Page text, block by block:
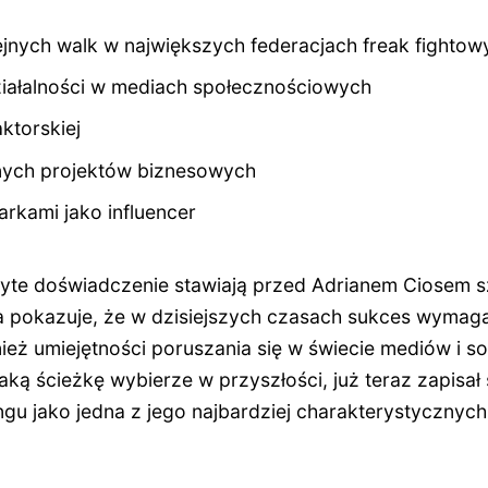
walk w największych federacjach freak
w mediach społecznościowych
projektów biznesowych
jako influencer
doświadczenie stawiają przed Adrianem Ciosem
że w dzisiejszych czasach sukces
umiejętności poruszania się w świecie mediów i
ścieżkę wybierze w przyszłości, już teraz zapisał
jako jedna z jego najbardziej